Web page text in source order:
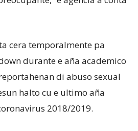
cera temporalmente pa
durante e aña academico
di abuso sexual
halto cu e ultimo aña
2018/2019.